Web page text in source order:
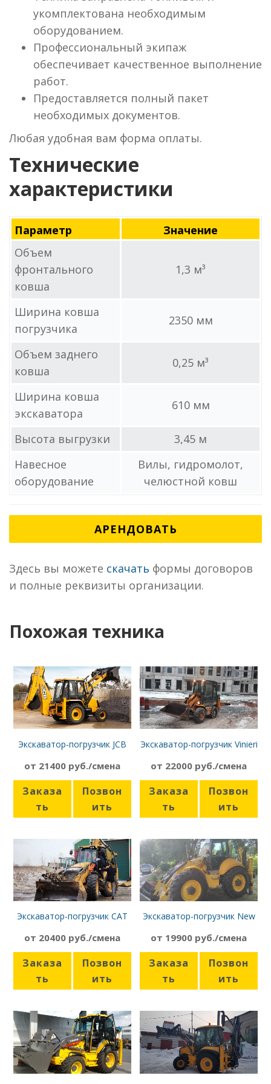
укомплектована необходимым
оборудованием.
Профессиональный экипаж
обеспечивает качественное выполнение
работ.
Предоставляется полный пакет
необходимых документов.
Любая удобная вам форма оплаты.
Технические
характеристики
Параметр
Значение
Объем
фронтального
ковша
1,3 м³
Ширина ковша
погрузчика
2350 мм
Объем заднего
ковша
0,25 м³
Ширина ковша
экскаватора
610 мм
Высота выгрузки
3,45 м
Навесное
оборудование
Вилы, гидромолот,
челюстной ковш
АРЕНДОВАТЬ
Здесь вы можете скачать формы договоров
и полные реквизиты организации.
Похожая техника
Экскаватор-погрузчик JCB
от 21400 руб./смена
Заказа
ть
Позвон
ить
Экскаватор-погрузчик Vinieri
от 22000 руб./смена
Заказа
ть
Позвон
ить
Экскаватор-погрузчик CAT
от 20400 руб./смена
Заказа
ть
Позвон
ить
Экскаватор-погрузчик New
от 19900 руб./смена
Заказа
ть
Позвон
ить